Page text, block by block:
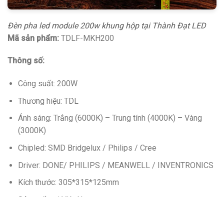
Đèn pha led module 200w khung hộp tại Thành Đạt LED
Mã sản phẩm: TDLF-MKH200
Thông số:
Công suất: 200W
Thương hiệu: TDL
Ánh sáng: Trắng (6000K) – Trung tính (4000K) – Vàng
(3000K)
Chipled: SMD Bridgelux / Philips / Cree
Driver: DONE/ PHILIPS / MEANWELL / INVENTRONICS
Kích thước: 305*315*125mm